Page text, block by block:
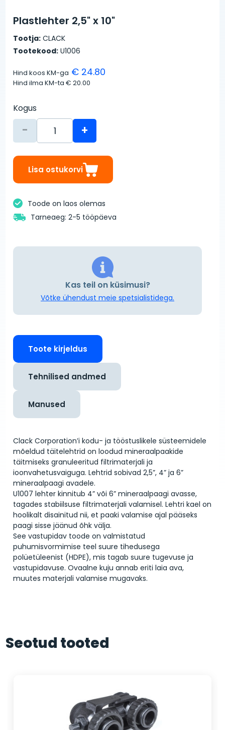
Plastlehter 2,5" x 10"
Tootja: CLACK
Tootekood: U1006
Hind koos KM-ga € 24.80
Hind ilma KM-ta€ 20.00
Kogus
- +
Lisa ostukorvi
Toode on laos olemas
Tarneaeg: 2-5 tööpäeva
Kas teil on küsimusi?
Võtke ühendust meie spetsialistidega.
Toote kirjeldus
Tehnilised andmed
Manused
Clack Corporation’i kodu- ja tööstuslikele süsteemidele
mõeldud täitelehtrid on loodud mineraalpaakide
täitmiseks granuleeritud filtrimaterjali ja
ioonvahetusvaiguga. Lehtrid sobivad 2,5”, 4” ja 6”
mineraalpaagi avadele.
U1007 lehter kinnitub 4” või 6” mineraalpaagi avasse,
tagades stabiilsuse filtrimaterjali valamisel. Lehtri kael on
hoolikalt disainitud nii, et paaki valamise ajal pääseks
paagi sisse jäänud õhk välja.
See vastupidav toode on valmistatud
puhumisvormimise teel suure tihedusega
polüetüleenist (HDPE), mis tagab suure tugevuse ja
vastupidavuse. Ovaalne kuju annab eriti laia ava,
muutes materjali valamise mugavaks.
Seotud tooted